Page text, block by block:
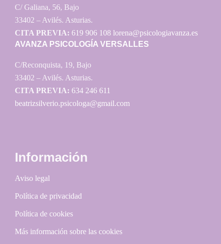
C/ Galiana, 56, Bajo
33402 – Avilés. Asturias.
CITA PREVIA: 619 906 108 lorena@psicologiavanza.es
AVANZA PSICOLOGÍA VERSALLES
C/Reconquista, 19, Bajo
33402 – Avilés. Asturias.
CITA PREVIA: 634 246 611
beatrizsilverio.psicologa@gmail.com
Información
Aviso legal
Política de privacidad
Política de cookies
Más información sobre las cookies